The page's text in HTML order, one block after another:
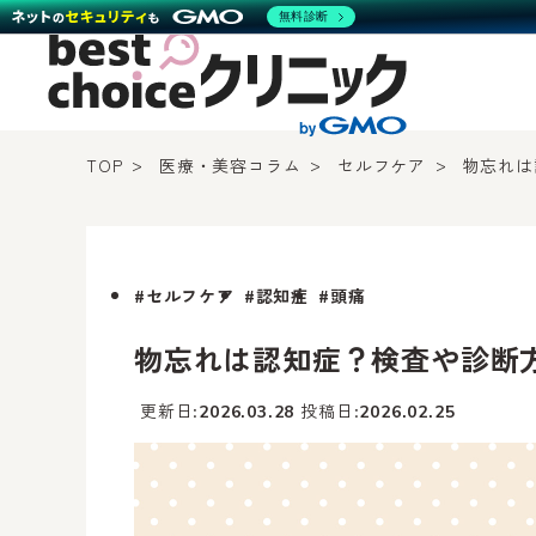
TOP 医療・美容コラム セルフケア 物忘れ
#セルフケア #認知症 #頭痛
物忘れは認知症？検査や診断
更新日 2026.03.28 投稿日 2026.02.25
無料診断